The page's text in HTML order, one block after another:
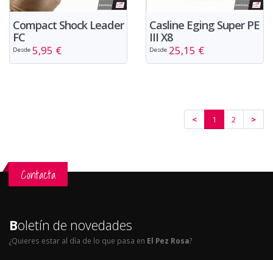
Compact Shock Leader
FC
Desde 5,95 €
Casline Eging Super PE
III X8
Desde 25,15 €
< 1 2 >
Contacta
Boletín de novedades
¿Quieres estar al día de lo que pasa en El Pez Rosa?